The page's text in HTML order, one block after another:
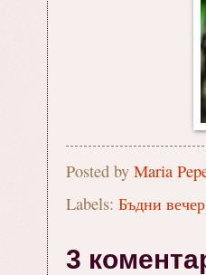
Posted by Maria
Labels: Бъдни вечер
3